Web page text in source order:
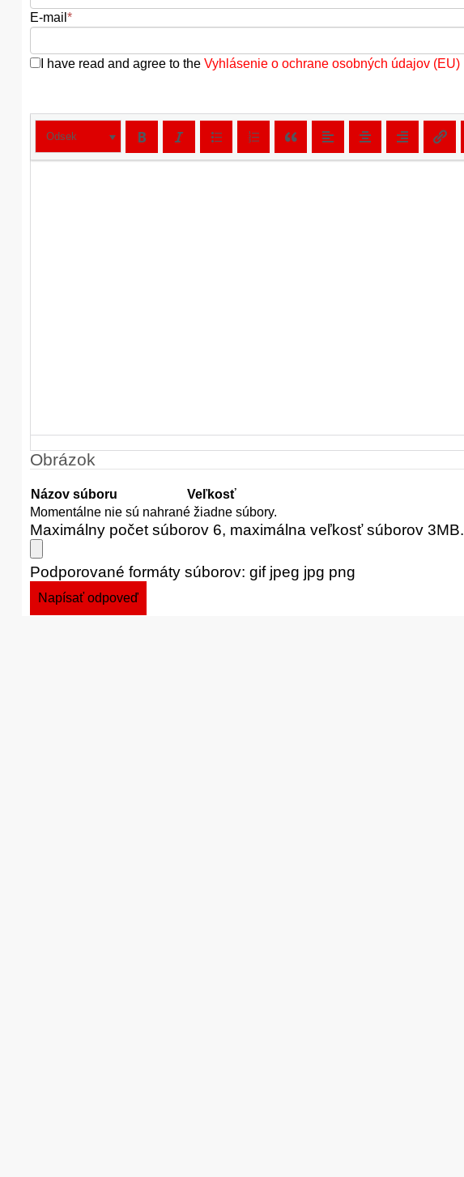
E-mail *
I have read and agree to the Vyhlásenie o ochrane osobných údajov (EU)
Odsek
Obrázok
Názov súboru
Veľkosť
Momentálne nie sú nahrané žiadne súbory.
Maximálny počet súborov 6, maximálna veľkosť súborov 3MB.
Podporované formáty súborov: gif jpeg jpg png